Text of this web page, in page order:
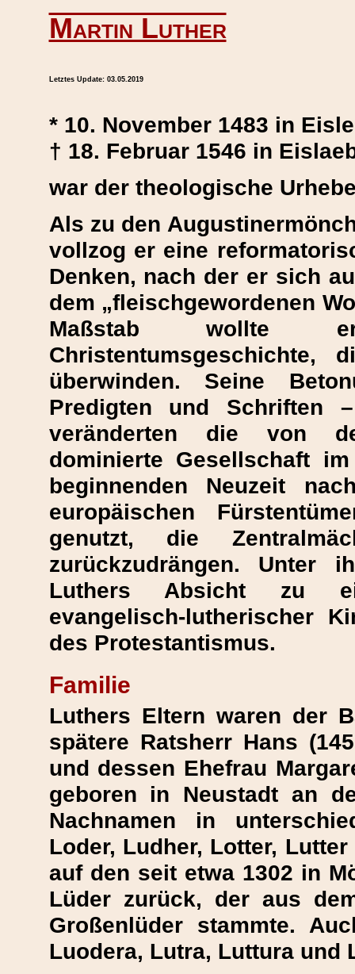
Martin Luther
Letztes Update: 03.05.2019
* 10. November 1483 in
† 18. Februar 1546 in
war der theologische
Als zu den
vollzog er eine
Denken, nach der er sich
dem „fleischgewordenen
Maßstab wollte er
überwinden. Seine
Predigten und Schriften
veränderten die von
dominierte Gesellschaft
beginnenden Neuzeit
europäischen
genutzt, die
zurückzudrängen. Unter
Luthers Absicht zu
evangelisch-lutherischer
des Protestantismus.
Familie
Luthers Eltern waren der
spätere Ratsherr Hans
und dessen Ehefrau
geboren in Neustadt an
Nachnamen in
Loder, Ludher, Lotter,
auf den seit etwa 1302 in
Lüder zurück, der aus
Großenlüder stammte.
Luodera, Lutra, Luttura und